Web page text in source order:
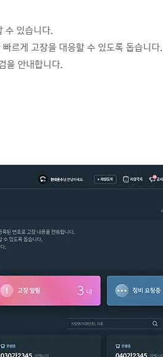
수 있습니다.
르게 고장을 대응할 수 있도록 돕습니다.
을 안내합니다.